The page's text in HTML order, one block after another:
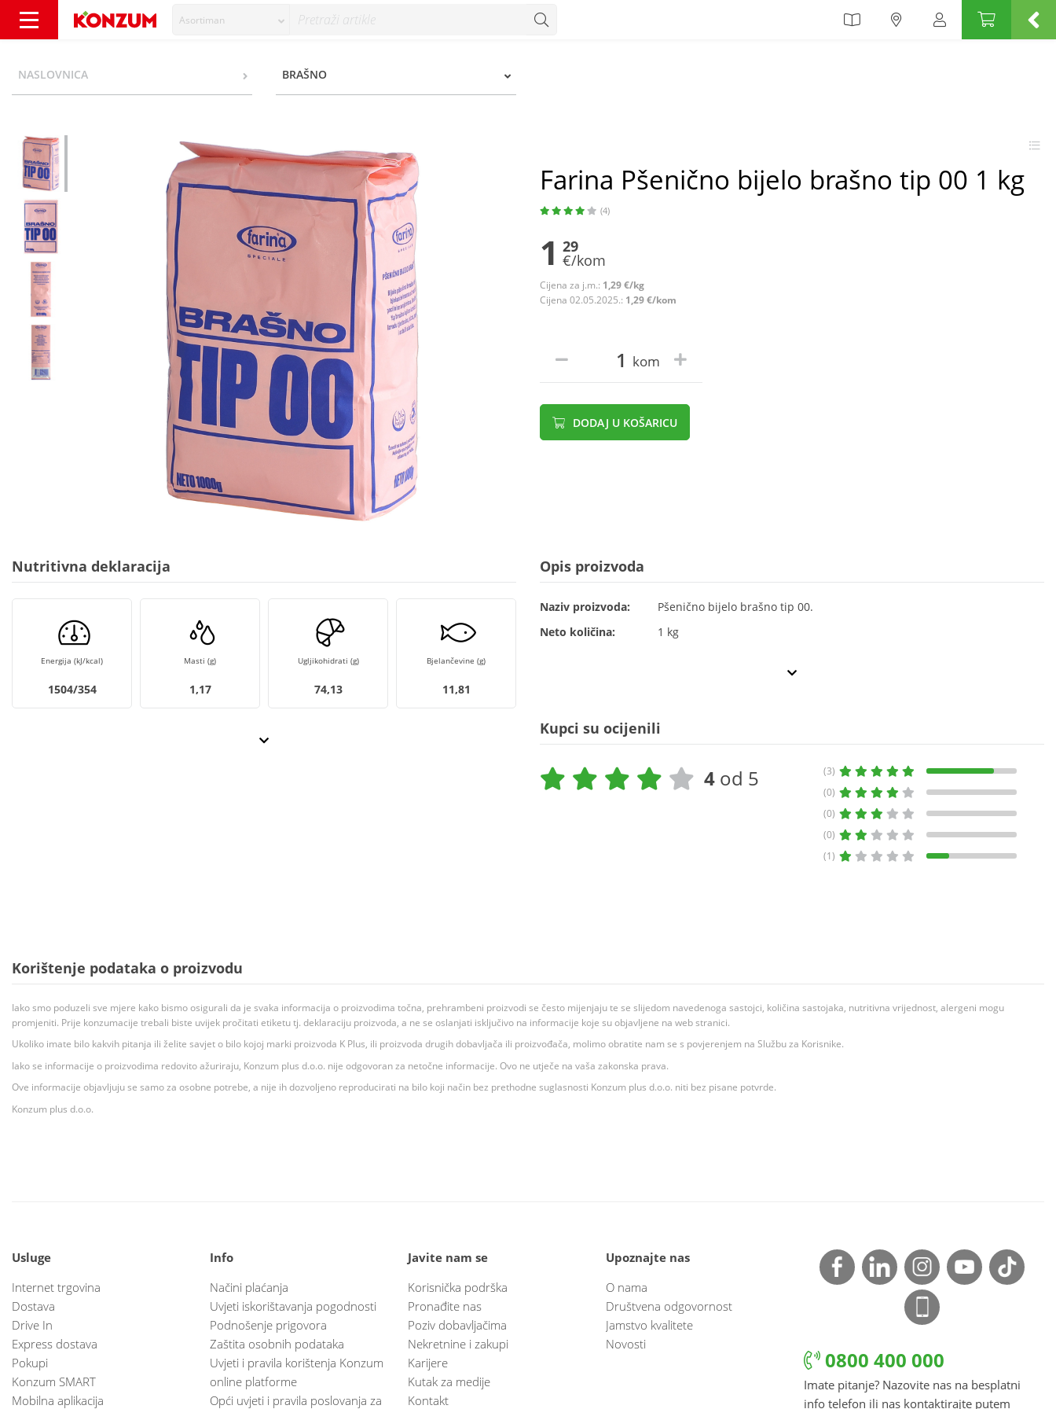
Asortiman
NASLOVNICA BRAŠNO
Farina Pšenično bijelo brašno tip 00 1 kg
(4)
1 29
€/kom
Cijena za j.m.: 1,29 €/kg
Cijena 02.05.2025.: 1,29 €/kom
kom
DODAJ U KOŠARICU
Nutritivna deklaracija
Energija (kJ/kcal)
1504/354
Masti (g)
1,17
Ugljikohidrati (g)
74,13
Bjelančevine (g)
11,81
Opis proizvoda
Naziv proizvoda:
Pšenično bijelo brašno tip 00.
Neto količina:
1 kg
Kupci su ocijenili
4 od 5
(3)
(0)
(0)
(0)
(1)
Korištenje podataka o proizvodu
Iako smo poduzeli sve mjere kako bismo osigurali da je svaka informacija o proizvodima točna, prehrambeni proizvodi se često mijenjaju te se slijedom navedenoga sastojci, količina sastojaka, nutritivna vrijednost, alergeni mogu
promjeniti. Prije konzumacije trebali biste uvijek pročitati etiketu tj. deklaraciju proizvoda, a ne se oslanjati isključivo na informacije koje su objavljene na web stranici.
Ukoliko imate bilo kakvih pitanja ili želite savjet o bilo kojoj marki proizvoda K Plus, ili proizvoda drugih dobavljača ili proizvođača, molimo obratite nam se s povjerenjem na Službu za Korisnike.
Iako se informacije o proizvodima redovito ažuriraju, Konzum plus d.o.o. nije odgovoran za netočne informacije. Ovo ne utječe na vaša zakonska prava.
Ove informacije objavljuju se samo za osobne potrebe, a nije ih dozvoljeno reproducirati na bilo koji način bez prethodne suglasnosti Konzum plus d.o.o. niti bez pisane potvrde.
Konzum plus d.o.o.
Usluge
Internet trgovina
Dostava
Drive In
Express dostava
Pokupi
Konzum SMART
Mobilna aplikacija
Info
Načini plaćanja
Uvjeti iskorištavanja pogodnosti
Podnošenje prigovora
Zaštita osobnih podataka
Uvjeti i pravila korištenja Konzum
online platforme
Opći uvjeti i pravila poslovanja za
Javite nam se
Korisnička podrška
Pronađite nas
Poziv dobavljačima
Nekretnine i zakupi
Karijere
Kutak za medije
Kontakt
Upoznajte nas
O nama
Društvena odgovornost
Jamstvo kvalitete
Novosti
0800 400 000
Imate pitanje? Nazovite nas na besplatni
info telefon ili nas kontaktirajte putem